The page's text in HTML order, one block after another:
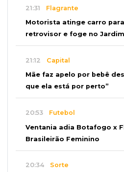
21:31 Flagrante
Motorista atinge carro
retrovisor e foge no
21:12 Capital
Mãe faz apelo por bebê
que ela está por perto”
20:53 Futebol
Ventania adia Botafogo x
Brasileirão Feminino
20:34 Sorte